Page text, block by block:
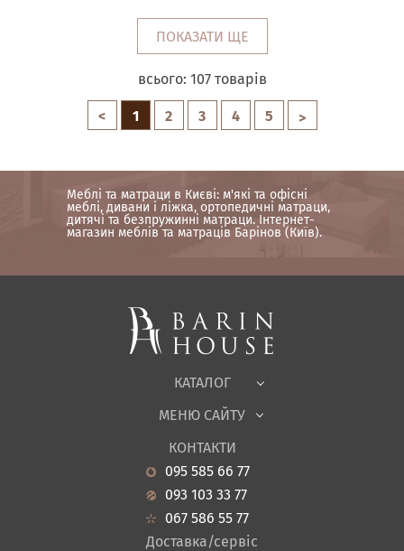
ПОКАЗАТИ ЩЕ
всього: 107товарів
< 1 2 3 4 5 >
Меблі та матраци в Києві: м'які та офісні
меблі, дивани і ліжка, ортопедичні матраци,
дитячі та безпружинні матраци. Інтернет-
магазин меблів та матраців Барінов (Київ).
КАТАЛОГ
Спальні, Ліжка
Корпусні меблі
Офісні меблі
Садові меблі
Вітальня
Кухня
Передпокої
Ванна
Акціі
МЕНЮ САЙТУ
Про нас
Новини
Гарантія
Кредит
Оплата і доставка
КОНТАКТИ
095 585 66 77
093 103 33 77
067 586 55 77
Доставка/сервіс